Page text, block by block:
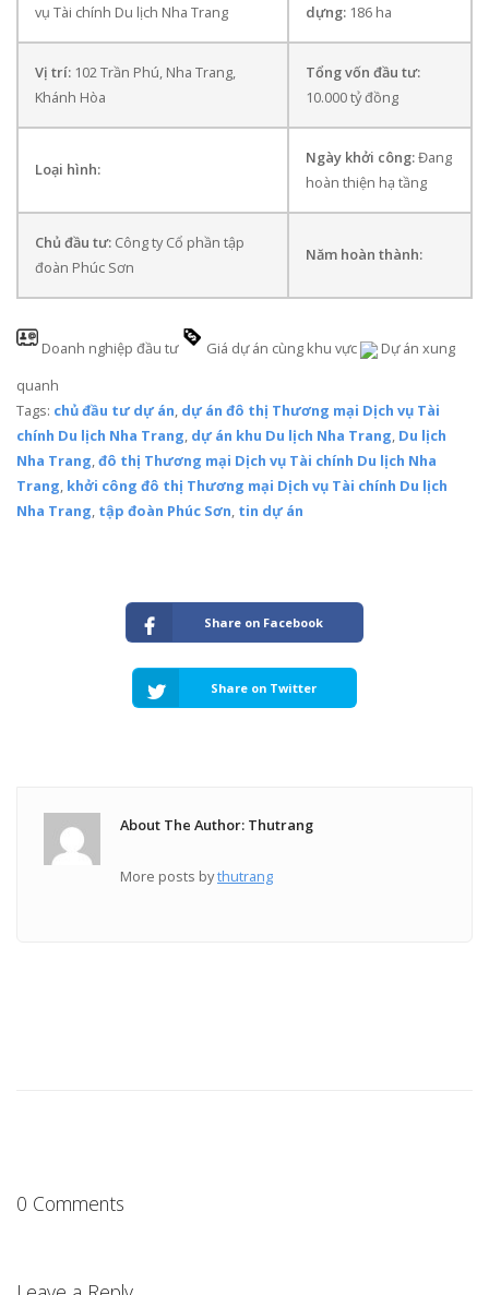
vụ Tài chính Du lịch Nha Trang
dựng: 186 ha
Vị trí: 102 Trần Phú, Nha Trang,
Khánh Hòa
Tổng vốn đầu tư:
10.000 tỷ đồng
Loại hình:
Ngày khởi công:Đang
hoàn thiện hạ tầng
Chủ đầu tư: Công ty Cổ phần tập
đoàn Phúc Sơn
Năm hoàn thành:
Doanh nghiệp đầu tư Giá dự án cùng khu vực
Dự án xung
quanh
Tags: chủ đầu tư dự án, dự án đô thị Thương mại Dịch vụ Tài
chính Du lịch Nha Trang, dự án khu Du lịch Nha Trang, Du lịch
Nha Trang,đô thị Thương mại Dịch vụ Tài chính Du lịch Nha
Trang, khởi công đô thị Thương mại Dịch vụ Tài chính Du lịch
Nha Trang, tập đoàn Phúc Sơn, tin dự án
Share on Facebook
Share on Twitter
About The Author: Thutrang
More posts bythutrang
0 Comments